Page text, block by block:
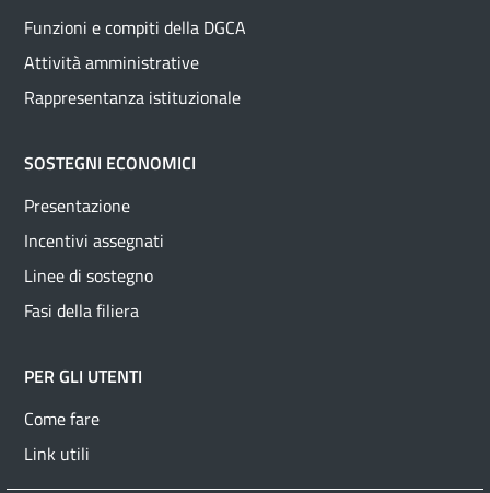
Funzioni e compiti della DGCA
Attività amministrative
Rappresentanza istituzionale
SOSTEGNI ECONOMICI
Presentazione
Incentivi assegnati
Linee di sostegno
Fasi della filiera
PER GLI UTENTI
Come fare
Link utili